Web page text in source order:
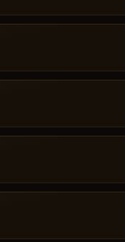
- gerekli
şey ters
Güncel
kaldırılır.
günler yanmaz.
yanlış
ve özel